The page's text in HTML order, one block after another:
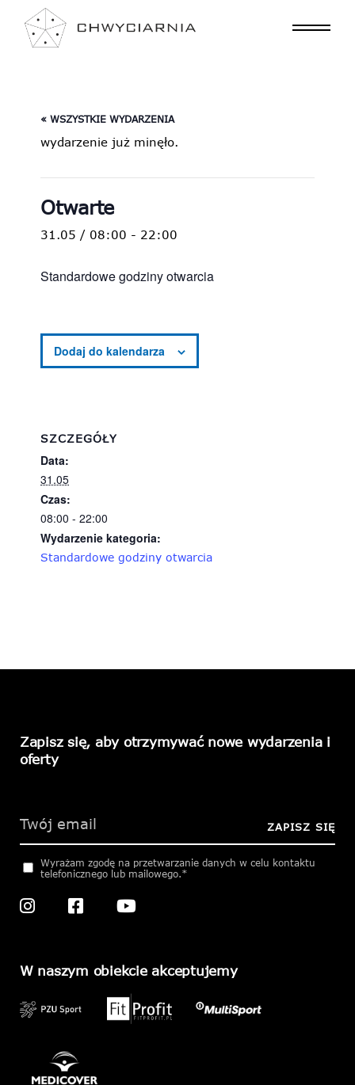
« WSZYSTKIE WYDARZENIA
wydarzenie już minęło.
Otwarte
31.05 / 08:00 - 22:00
Standardowe godziny otwarcia
SZCZEGÓŁY
Data:
31.05
Czas:
08:00 - 22:00
Wydarzenie kategoria:
Standardowe godziny otwarcia
Zapisz się, aby otrzymywać nowe wydarzenia i
oferty
this
ZAPISZ SIĘ
Wyrażam zgodę na przetwarzanie danych w celu kontaktu
telefonicznego lub mailowego.*
W naszym obiekcie akceptujemy